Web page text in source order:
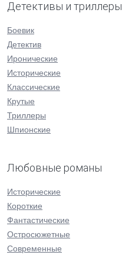
Детективы и триллеры
Боевик
Детектив
Иронические
Исторические
Классические
Крутые
Триллеры
Шпионские
Любовные романы
Исторические
Короткие
Фантастические
Остросюжетные
Современные